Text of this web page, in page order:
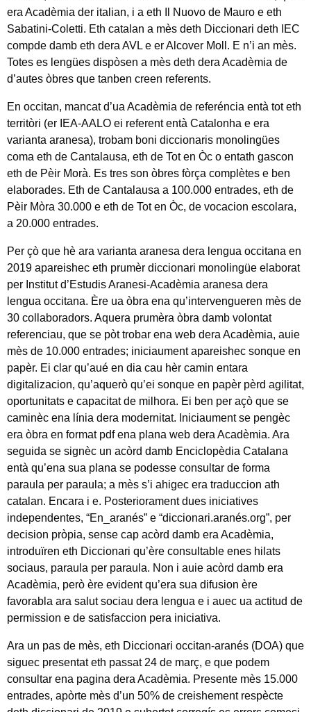
era Acadèmia der italian, i a eth Il Nuovo de Mauro e eth
Sabatini-Coletti. Eth catalan a mès deth Diccionari deth IEC
compde damb eth dera AVL e er Alcover Moll. E n’i an mès.
Totes es lengües dispòsen a mès deth dera Acadèmia de
d’autes òbres que tanben creen referents.
En occitan, mancat d’ua Acadèmia de referéncia entà tot eth
territòri (er IEA-AALO ei referent entà Catalonha e era
varianta aranesa), trobam boni diccionaris monolingües
coma eth de Cantalausa, eth de Tot en Òc o entath gascon
eth de Pèir Morà. Es tres son òbres fòrça complètes e ben
elaborades. Eth de Cantalausa a 100.000 entrades, eth de
Pèir Mòra 30.000 e eth de Tot en Òc, de vocacion escolara,
a 20.000 entrades.
Per çò que hè ara varianta aranesa dera lengua occitana en
2019 apareishec eth prumèr diccionari monolingüe elaborat
per Institut d’Estudis Aranesi-Acadèmia aranesa dera
lengua occitana. Ère ua òbra ena qu’intervengueren mès de
30 collaboradors. Aquera prumèra òbra damb volontat
referenciau, que se pòt trobar ena web dera Acadèmia, auie
mès de 10.000 entrades; iniciaument apareishec sonque en
papèr. Ei clar qu’aué en dia cau hèr camin entara
digitalizacion, qu’aquerò qu’ei sonque en papèr pèrd agilitat,
oportunitats e capacitat de milhora. Ei ben per açò que se
caminèc ena línia dera modernitat. Iniciaument se pengèc
era òbra en format pdf ena plana web dera Acadèmia. Ara
seguida se signèc un acòrd damb Enciclopèdia Catalana
entà qu’ena sua plana se podesse consultar de forma
paraula per paraula; a mès s’i ahigec era traduccion ath
catalan. Encara i e. Posteriorament dues iniciatives
independentes, “En_aranés” e “diccionari.aranés.org”, per
decision pròpia, sense cap acòrd damb era Acadèmia,
introduïren eth Diccionari qu’ère consultable enes hilats
sociaus, paraula per paraula. Non i auie acòrd damb era
Acadèmia, però ère evident qu’era sua difusion ère
favorabla ara salut sociau dera lengua e i auec ua actitud de
permission e de satisfaccion pera iniciativa.
Ara un pas de mès, eth Diccionari occitan-aranés (DOA) que
siguec presentat eth passat 24 de març, e que podem
consultar ena pagina dera Acadèmia. Presente mès 15.000
entrades, apòrte mès d’un 50% de creishement respècte